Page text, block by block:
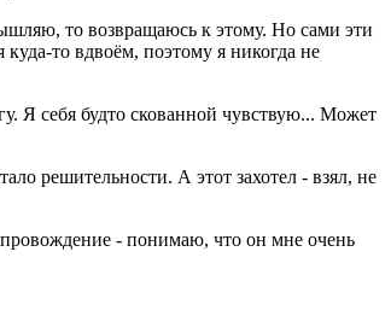
то возвращаюсь к этому. Но сами эти
то вдвоём, поэтому я никогда не
Я себя будто скованной чувствую... Может
решительности. А этот захотел - взял, не
- понимаю, что он мне очень